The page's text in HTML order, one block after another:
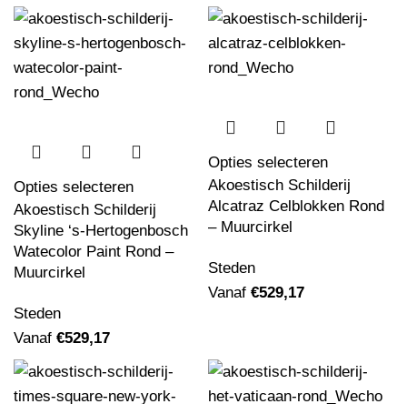
Opties selecteren
Akoestisch Schilderij
Skyline ‘s-Hertogenbosch
Watecolor Paint Rond –
Muurcirkel
Steden
Vanaf €529,17
Opties selecteren
Akoestisch Schilderij
Alcatraz Celblokken Rond
– Muurcirkel
Steden
Vanaf €529,17